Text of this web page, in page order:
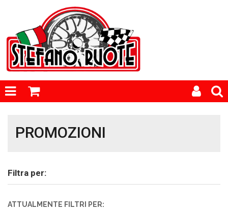
PROMOZIONI
Filtra per:
ATTUALMENTE FILTRI PER: